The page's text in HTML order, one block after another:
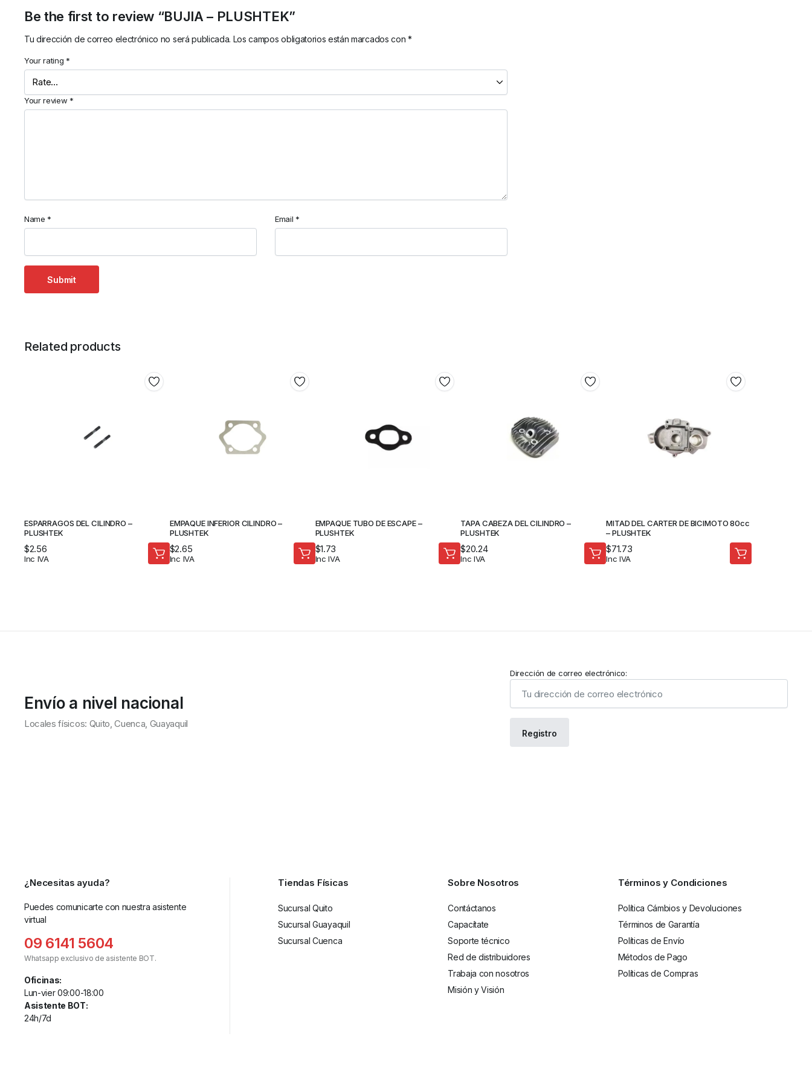
Be the first to review “BUJIA – PLUSHTEK”
Tu dirección de correo electrónico no será publicada. Los campos obligatorios están marcados con *
Your rating *
Your review *
Name * Email *
Related products
ESPARRAGOS DEL CILINDRO –
PLUSHTEK
$2.56
Inc IVA
EMPAQUE INFERIOR CILINDRO –
PLUSHTEK
$2.65
Inc IVA
EMPAQUE TUBO DE ESCAPE –
PLUSHTEK
$1.73
Inc IVA
TAPA CABEZA DEL CILINDRO –
PLUSHTEK
$20.24
Inc IVA
MITAD DEL CARTER DE BICIMOTO 80cc
– PLUSHTEK
$71.73
Inc IVA
Envío a nivel nacional
Locales físicos: Quito, Cuenca, Guayaquil
Dirección de correo electrónico:
¿Necesitas ayuda?
Puedes comunicarte con nuestra asistente
virtual
09 6141 5604
Whatsapp exclusivo de asistente BOT.
Oficinas:
Lun-vier 09:00-18:00
Asistente BOT:
24h/7d
Tiendas Físicas
Sucursal Quito
Sucursal Guayaquil
Sucursal Cuenca
Sobre Nosotros
Contáctanos
Capacítate
Soporte técnico
Red de distribuidores
Trabaja con nosotros
Misión y Visión
Términos y Condiciones
Política Cámbios y Devoluciones
Términos de Garantía
Políticas de Envío
Métodos de Pago
Políticas de Compras